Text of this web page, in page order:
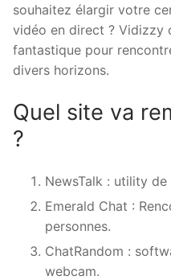
souhaitez élargir votre
vidéo en direct ? Vidizzy
fantastique pour
divers horizons.
Quel site va
?
NewsTalk : utility de
Emerald Chat :
personnes.
ChatRandom :
webcam.